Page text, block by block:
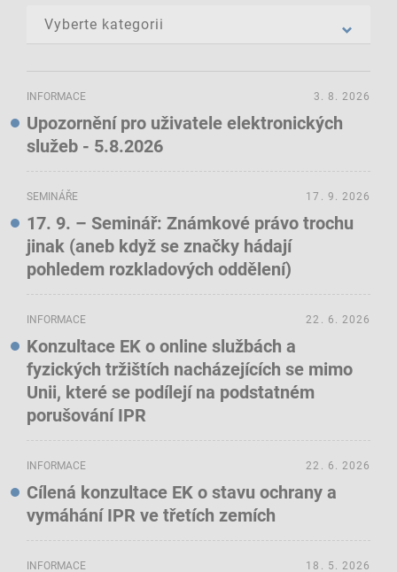
INFORMACE
Upozornění pro uživatele elektronických
služeb - 5.8.2026
3. 8. 2026
SEMINÁŘE
17. 9. – Seminář: Známkové právo trochu
jinak (aneb když se značky hádají
pohledem rozkladových oddělení)
17. 9. 2026
INFORMACE
Konzultace EK o online službách a
fyzických tržištích nacházejících se mimo
Unii, které se podílejí na podstatném
porušování IPR
22. 6. 2026
INFORMACE
Cílená konzultace EK o stavu ochrany a
vymáhání IPR ve třetích zemích
22. 6. 2026
INFORMACE 18. 5. 2026